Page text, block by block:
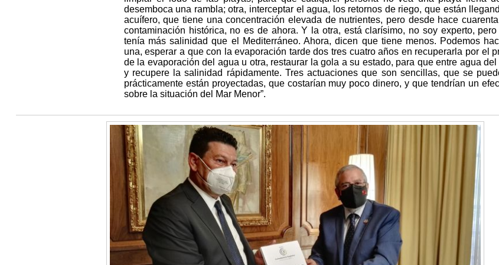
desemboca una rambla; otra, interceptar el agua, los retornos de riego, que están
acuífero, que tiene una concentración elevada de nutrientes, pero desde hace
contaminación histórica, no es de ahora. Y la otra, está clarísimo, no soy experto,
tenía más salinidad que el Mediterráneo. Ahora, dicen que tiene menos. Podemos
una, esperar a que con la evaporación tarde dos tres cuatro años en recuperarla por el
de la evaporación del agua u otra, restaurar la gola a su estado, para que entre agua del
y recupere la salinidad rápidamente. Tres actuaciones que son sencillas, que se
prácticamente están proyectadas, que costarían muy poco dinero, y que tendrían un
sobre la situación del Mar Menor”.